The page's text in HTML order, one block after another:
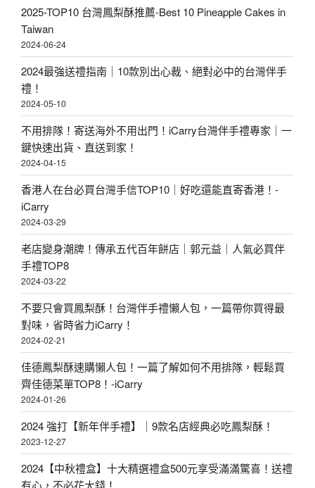
2025-TOP10 台灣鳳梨酥推薦-Best 10 Pineapple Cakes in
Taiwan
2024-06-24
2024最強送禮指南｜10款別出心裁、絕對必中的台灣伴手
禮！
2024-05-10
不用排隊！寄送海外不用出門！iCarry台灣伴手禮專家｜一
鍵快速出貨、直送到家！
2024-04-15
香港人在台必買台灣手信TOP10｜好吃還能直寄香港！-
iCarry
2024-03-29
老店變身潮牌！傳承五代百年餅店｜郭元益｜人氣必買伴
手禮TOP8
2024-03-22
不要只會買鳳梨酥！台灣伴手禮懶人包，一篇帶你買得最
對味，省時省力iCarry！
2024-02-21
佳德鳳梨酥速購懶人包！一篇了解如何不用排隊，輕鬆買
齊佳德菜單TOP8！-iCarry
2024-01-26
2024 強打【新年伴手禮】｜9款名店經典必吃鳳梨酥！
2023-12-27
2024【中秋禮盒】十大精選禮盒500元享受滿滿驚喜！送禮
有心，不必花大錢！